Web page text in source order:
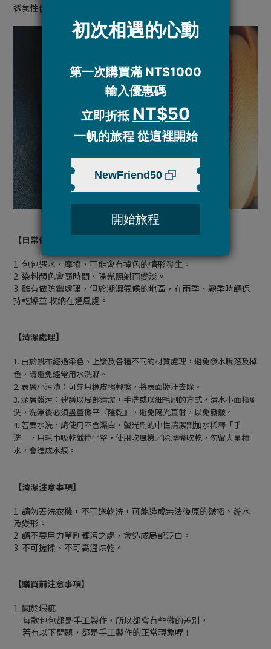
透氣性佳、觸感柔韌、耐拉扯、載重性高、色牢度高。
【日常保養】
1. 包包遇水、摩擦，可能會有掉色的情形發生。
2. 染料顏色會隨時間、陽光照射而變淡。
3. 雖有做防霉處理，但於潮濕氣候的地區，在雨季、霧季時請保
持乾燥並 收納在通風處。
【清潔處理】
1. 由於帆布經過染色、上漿及各種不同的材質處理，避免漿水脫落及掉
色，請避免經常用水洗滌。
2. 表層小污漬：可先用橡皮擦輕擦，將表面髒汙去除。
3. 深層髒污：建議以局部清潔，手洗或以細毛刷的方式，清水小面積刷
洗，洗淨後必須盡量攤平『陰乾』，避免陽光直射，以免發皺。
4. 若要水洗，請使用不含漂白、螢光劑的中性清潔劑加水稀釋「手
洗」，用毛巾吸乾並拉平整，使用吹風機∕除溼機吹乾，勿留大量積
水，會造成水痕。
【清潔注意事項】
1. 請勿丟洗衣機，不可送乾洗，可能造成無法復原的皺褶、縮水
及變形。
2. 請不要用力單刷髒污之處，會造成局部泛白。
3. 不可搓揉、不可高溫烘乾。
【購買前注意事項】
1. 關於瑕疵
每款包包都是手工製作，所以都會有些微的差別，
若有以下問題，都是手工製作的正常現象喔！